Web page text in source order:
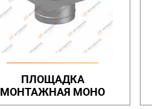
ПЛОЩАДКА
МОНТАЖНАЯ МОНО